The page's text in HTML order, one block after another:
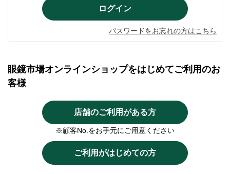
パスワードをお忘れの方はこちら
眼鏡市場オンラインショップをはじめてご利用のお
客様
店舗のご利用がある方
※顧客No.をお手元にご用意ください
ご利用がはじめての方